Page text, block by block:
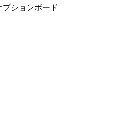
ションボード